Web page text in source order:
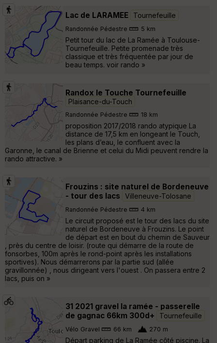
Lac de LARAMEE Tournefeuille
Randonnée Pédestre 5 km
Petit tour du lac de La Ramée à Toulouse-
Tournefeuille. Petite promenade très
classique et très fréquentée par jour de
beau temps. voir rando »
Randox le Touche Tournefeuille
Plaisance-du-Touch
Randonnée Pédestre 18 km
proposition 2017/2018 rando atypique La
distance de 17,5 km en longeant le Touch,
les plans d’eau, le confluent avec la
Garonne, le canal de Brienne et celui du Midi peuvent rendre la
rando attractive. »
Frouzins : site naturel de Bordeneuve
- tour des lacs
Villeneuve-Tolosane
Randonnée Pédestre 4 km
Le circuit proposé est le tour des lacs du site
naturel de Bordeneuve à Frouzins. Le point
de départ est en bout du chemin de Sauveur
, près du centre de loisir. (route qui démarre de la route de
fonsorbes, 100m après le rond-point après les installations
sportives). Nous démarrerons par la partie sud (allée
gravillonnée) , nous dirigeant vers l'ouest . On passera entre 2
lacs, puis on »
31 2021 gravel la ramée - passerelle
de gagnac 66km 300d+
Tournefeuille
Vélo Gravel 66 km 270 m
Départ parking de La Ramée côté piscine. La